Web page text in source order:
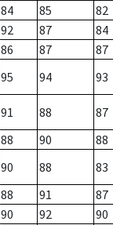
84 85 82
92 87 84
86 87 87
95 94 93
91 88 87
88 90 88
90 88 83
88 91 87
90 92 90